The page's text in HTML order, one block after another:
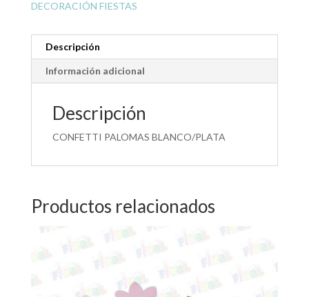
DECORACIÓN FIESTAS
Descripción
Información adicional
Descripción
CONFETTI PALOMAS BLANCO/PLATA
Productos relacionados